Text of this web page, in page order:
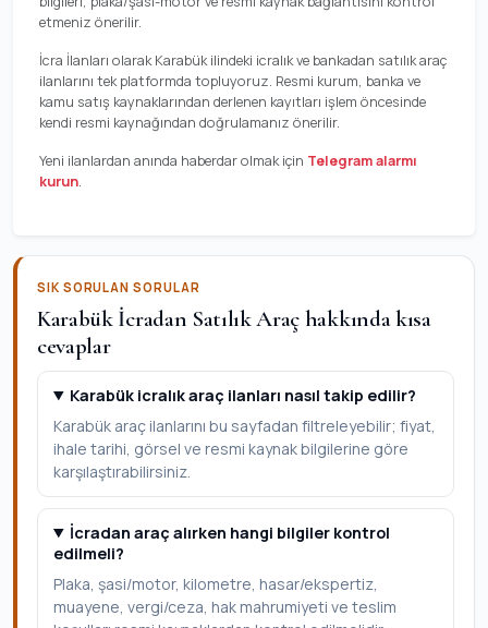
etmeniz önerilir.
İcra İlanları olarak Karabük ilindeki icralık ve bankadan satılık araç
ilanlarını tek platformda topluyoruz. Resmi kurum, banka ve
kamu satış kaynaklarından derlenen kayıtları işlem öncesinde
kendi resmi kaynağından doğrulamanız önerilir.
Yeni ilanlardan anında haberdar olmak için Telegram alarmı
kurun.
SIK SORULAN SORULAR
Karabük İcradan Satılık Araç hakkında kısa
cevaplar
Karabük icralık araç ilanları nasıl takip edilir?
Karabük araç ilanlarını bu sayfadan filtreleyebilir; fiyat,
ihale tarihi, görsel ve resmi kaynak bilgilerine göre
karşılaştırabilirsiniz.
İcradan araç alırken hangi bilgiler kontrol
edilmeli?
Plaka, şasi/motor, kilometre, hasar/ekspertiz,
muayene, vergi/ceza, hak mahrumiyeti ve teslim